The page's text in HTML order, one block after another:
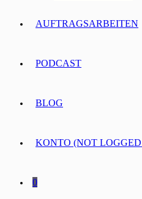
AUFTRAGSARBEITEN
PODCAST
BLOG
KONTO (NOT
0